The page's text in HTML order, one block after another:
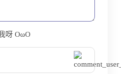
呀 OωO
(=・ω・=)